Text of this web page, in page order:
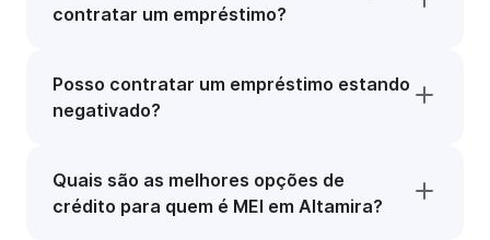
contratar um empréstimo?
Posso contratar um empréstimo estando
negativado?
Quais são as melhores opções de
crédito para quem é MEI em Altamira?